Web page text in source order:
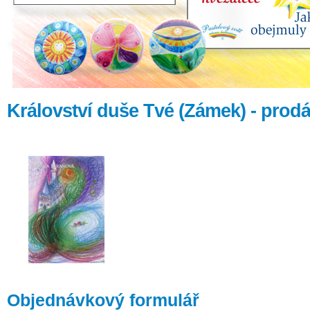
Království duše Tvé (Zámek) -
Objednávkový formulář